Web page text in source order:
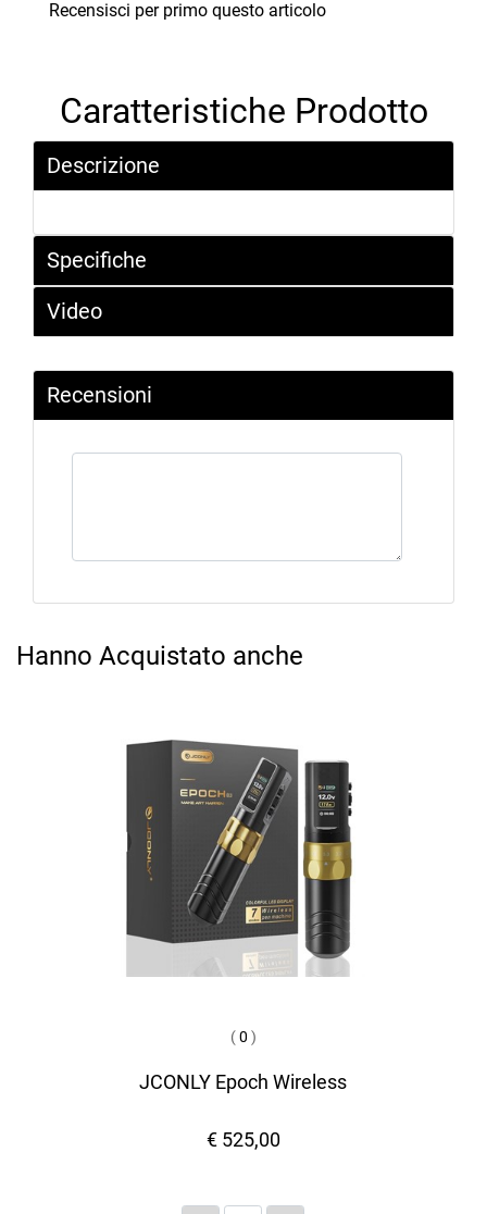
Recensisci per primo questo articolo
Caratteristiche Prodotto
Descrizione
Specifiche
Video
Recensioni
Hanno Acquistato anche
(0 )
JCONLY Epoch Wireless
€ 525,00